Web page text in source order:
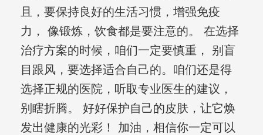
且，要保持良好的生活习惯，增强免疫
力， 像锻炼，饮食都是要注意的。 在选择
治疗方案的时候，咱们一定要慎重， 别盲
目跟风，要选择适合自己的。咱们还是得
选择正规的医院，听取专业医生的建议，
别瞎折腾。 好好保护自己的皮肤，让它焕
发出健康的光彩！ 加油，相信你一定可以